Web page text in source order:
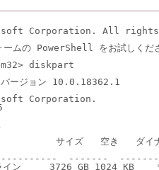
Corporation. All
ォームの PowerShell をお試し
diskpart
ジョン 10.0.18362.1
Corporation.
サイズ   空き   ダイ
-------  -------
イン     3726 GB 1024 KB